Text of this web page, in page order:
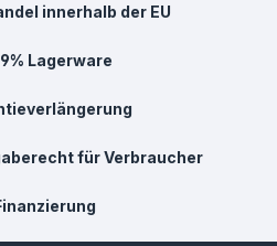
innerhalb der EU
Lagerware
für Verbraucher